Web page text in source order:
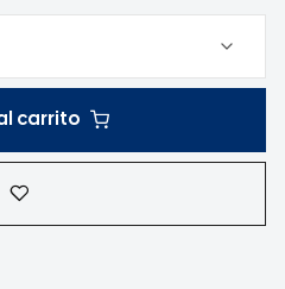
carrito